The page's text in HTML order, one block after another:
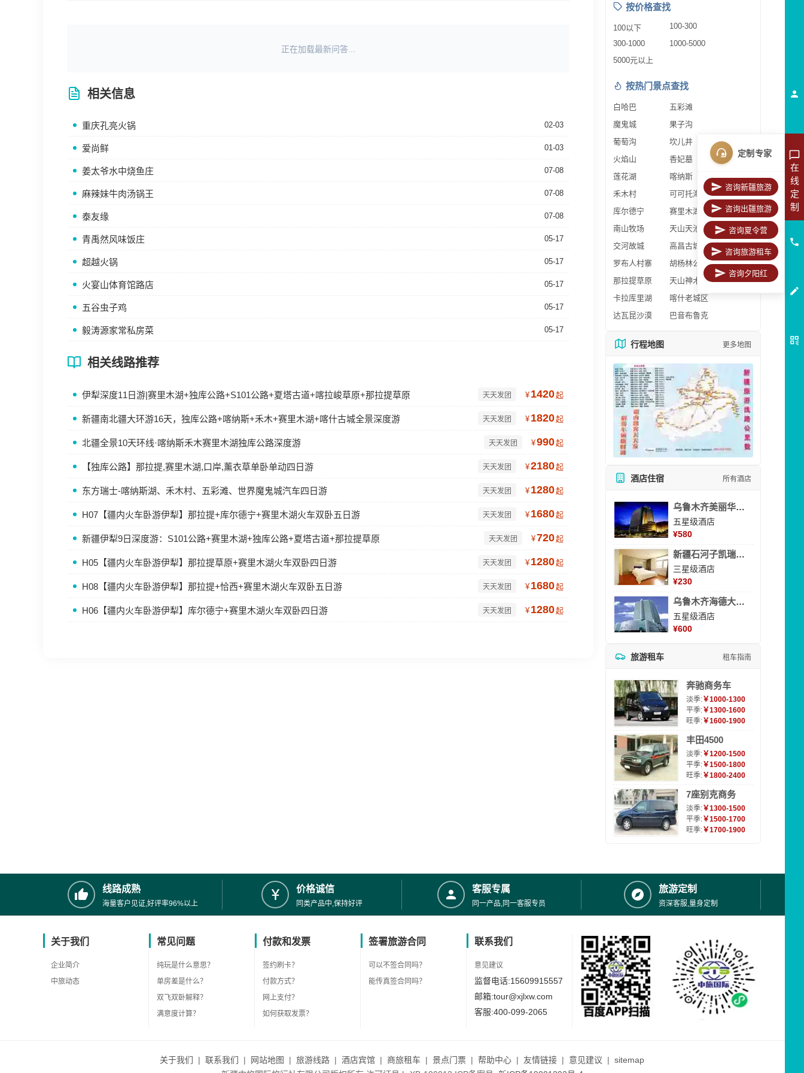
正在加载最新问答...
相关信息
重庆孔亮火锅 02-03
爱尚鲜 01-03
姜太爷水中烧鱼庄 07-08
麻辣妹牛肉汤锅王 07-08
泰友缘 07-08
青禹然风味饭庄 05-17
超越火锅 05-17
火宴山体育馆路店 05-17
五谷虫子鸡 05-17
毅涛源家常私房菜 05-17
相关线路推荐
伊犁深度11日游|赛里木湖+独库公路+S101公路+夏塔古道+喀拉峻草原+那拉提草原 天天发团 ¥ 1420起
新疆南北疆大环游16天，独库公路+喀纳斯+禾木+赛里木湖+喀什古城全景深度游 天天发团 ¥ 1820起
北疆全景10天环线·喀纳斯禾木赛里木湖独库公路深度游 天天发团 ¥990起
【独库公路】那拉提,赛里木湖,口岸,薰衣草单卧单动四日游 天天发团 ¥2180起
东方瑞士-喀纳斯湖、禾木村、五彩滩、世界魔鬼城汽车四日游 天天发团 ¥ 1280起
H07【疆内火车卧游伊犁】那拉提+库尔德宁+赛里木湖火车双卧五日游 天天发团 ¥ 1680起
新疆伊犁9日深度游：S101公路+赛里木湖+独库公路+夏塔古道+那拉提草原 天天发团 ¥720起
H05【疆内火车卧游伊犁】那拉提草原+赛里木湖火车双卧四日游 天天发团 ¥ 1280起
H08【疆内火车卧游伊犁】那拉提+恰西+赛里木湖火车双卧五日游 天天发团 ¥ 1680起
H06【疆内火车卧游伊犁】库尔德宁+赛里木湖火车双卧四日游 天天发团 ¥ 1280起
按价格查找
100以下
100-300
300-1000
1000-5000
5000元以上
按热门景点查找
白哈巴
五彩滩
魔鬼城
果子沟
葡萄沟
坎儿井
火焰山
香妃墓
莲花湖
喀纳斯
禾木村
可可托海
库尔德宁
赛里木湖
南山牧场
天山天池
交河故城
高昌古城
罗布人村寨
胡杨林公园
那拉提草原
天山神木园
卡拉库里湖
喀什老城区
达瓦昆沙漠
巴音布鲁克
行程地图 更多地图
酒店住宿 所有酒店
乌鲁木齐美丽华大酒
五星级酒店
¥580
新疆石河子凯瑞酒店
三星级酒店
¥230
乌鲁木齐海德大酒店
五星级酒店
¥600
旅游租车 租车指南
奔驰商务车
淡季:￥1000-1300
平季:￥1300-1600
旺季:￥1600-1900
丰田4500
淡季:￥1200-1500
平季:￥1500-1800
旺季:￥1800-2400
7座别克商务
淡季:￥1300-1500
平季:￥1500-1700
旺季:￥1700-1900
线路成熟
海量客户见证,好评率96%以上
价格诚信
同类产品中,保持好评
客服专属
同一产品,同一客服专员
旅游定制
资深客服,量身定制
关于我们
企业简介
中旅动态
常见问题
纯玩是什么意思？
单房差是什么？
双飞双卧解释？
满意度计算？
付款和发票
签约刷卡？
付款方式？
网上支付？
如何获取发票？
签署旅游合同
可以不签合同吗？
能传真签合同吗？
联系我们
意见建议
监督电话:15609915557
邮箱:tour@xjlxw.com
客服:400-099-2065
关于我们 | 联系我们 | 网站地图 | 旅游线路 | 酒店宾馆 | 商旅租车 | 景点门票 | 帮助中心 | 友情链接 | 意见建议 | sitemap
在
线
定
制
定制专家
咨询新疆旅游
咨询出疆旅游
咨询夏令营
咨询旅游租车
咨询夕阳红